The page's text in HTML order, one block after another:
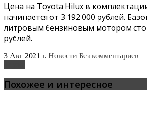
Цена на Toyota Hilux в
начинается от 3 192 000 рублей.
литровым бензиновым мотором
рублей.
3 Авг 2021 г. Новости Без комментариев
Похожее и интересное